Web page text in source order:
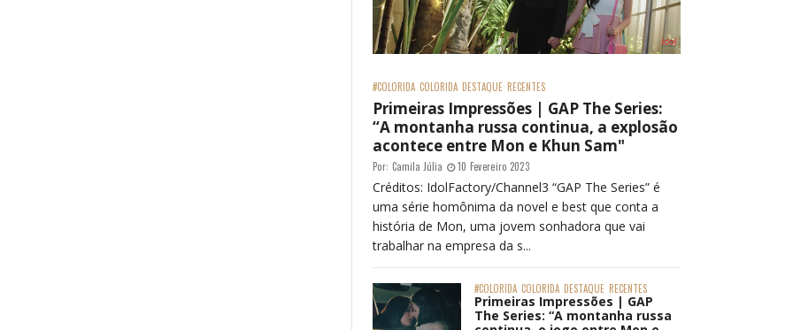
#COLORIDA COLORIDA DESTAQUE RECENTES
Primeiras Impressões | GAP The Series:
“A montanha russa continua, a explosão
acontece entre Mon e Khun Sam"
Por: Camila Júlia 10 Fevereiro 2023
Créditos: IdolFactory/Channel3 “GAP The Series” é
uma série homônima da novel e best que conta a
história de Mon, uma jovem sonhadora que vai
trabalhar na empresa da s...
#COLORIDA COLORIDA DESTAQUE RECENTES
Primeiras Impressões | GAP
The Series: “A montanha russa